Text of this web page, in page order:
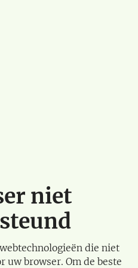
niet
die niet
uw browser. Om de beste